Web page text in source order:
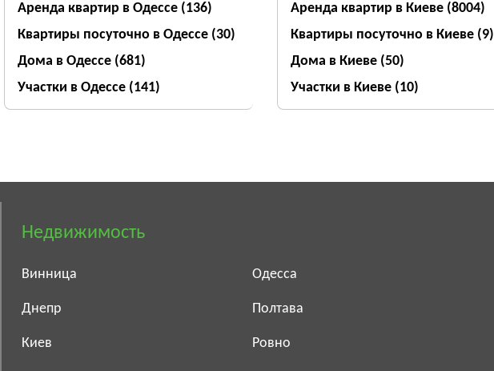
Аренда квартир в Одессе (136)
Квартиры посуточно в Одессе (30)
Дома в Одессе (681)
Участки в Одессе (141)
Аренда квартир в Киеве (8004)
Квартиры посуточно в Киеве (9)
Дома в Киеве (50)
Участки в Киеве (10)
Недвижимость
Винница
Днепр
Киев
Одесса
Полтава
Ровно